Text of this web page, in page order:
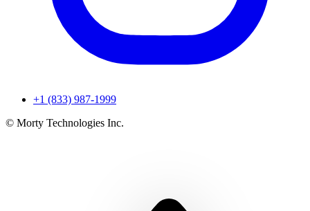
+1 (833) 987-1999
© Morty Technologies Inc.